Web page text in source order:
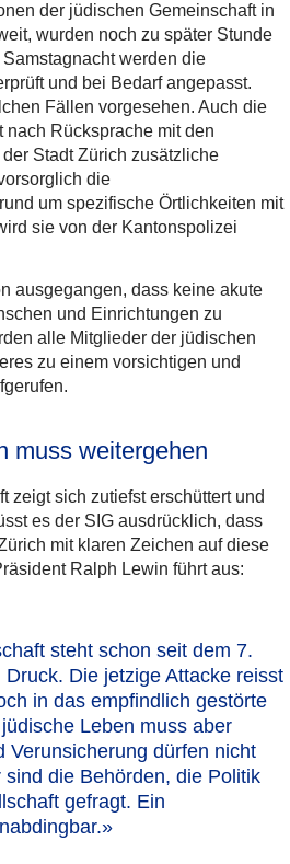
der jüdischen Gemeinschaft in
wurden noch zu später Stunde
werden die
und bei Bedarf angepasst.
Fällen vorgesehen. Auch die
Rücksprache mit den
Stadt Zürich zusätzliche
die
um spezifische Örtlichkeiten mit
sie von der Kantonspolizei
ausgegangen, dass keine akute
und Einrichtungen zu
alle Mitglieder der jüdischen
zu einem vorsichtigen und
muss weitergehen
zeigt sich zutiefst erschüttert und
es der SIG ausdrücklich, dass
mit klaren Zeichen auf diese
Ralph Lewin führt aus:
steht schon seit dem 7.
Die jetzige Attacke reisst
in das empfindlich gestörte
Leben muss aber
Verunsicherung dürfen nicht
die Behörden, die Politik
gefragt. Ein